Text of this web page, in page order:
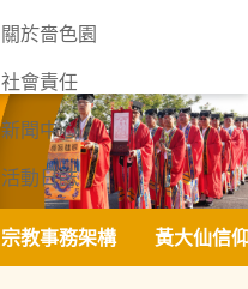
關於嗇色園
社會責任
新聞中心
活動日誌
聯絡我們
宗教事務架構 黃大仙信